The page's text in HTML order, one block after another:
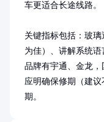
车更适合长途线路。
关键指标包括：玻
为佳）、讲解系统
品牌有宇通、金龙，
应明确保修期（建议
期。